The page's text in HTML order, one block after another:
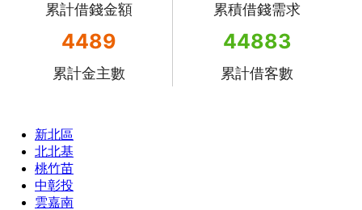
累計借錢金額 累積借錢需求
4489
累計金主數
44883
累計借客數